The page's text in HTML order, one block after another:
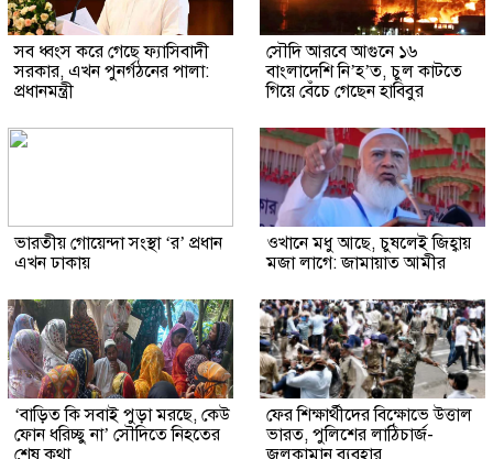
সব ধ্বংস করে গেছে ফ্যাসিবাদী
সরকার, এখন পুনর্গঠনের পালা:
প্রধানমন্ত্রী
সৌদি আরবে আগুনে ১৬
বাংলাদেশি নি’হ’ত, চুল কাটতে
গিয়ে বেঁচে গেছেন হাবিবুর
ভারতীয় গোয়েন্দা সংস্থা ‘র’ প্রধান
এখন ঢাকায়
ওখানে মধু আছে, চুষলেই জিহ্বায়
মজা লাগে: জামায়াত আমীর
‘বাড়িত কি সবাই পুড়া মরছে, কেউ
ফোন ধরিচ্ছু না’ সৌদিতে নিহতের
ফের শিক্ষার্থীদের বিক্ষোভে উত্তাল
ভারত, পুলিশের লাঠিচার্জ-